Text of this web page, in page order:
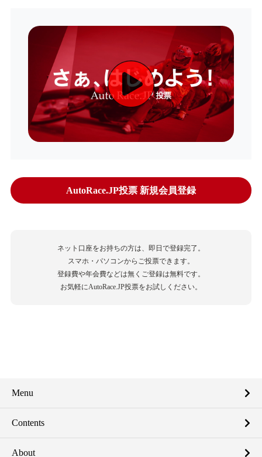
AutoRace.JP投票 新規会員登録
ネット口座をお持ちの方は、即日で登録完了。
スマホ・パソコンからご投票できます。
登録費や年会費などは無くご登録は無料です。
お気軽にAutoRace.JP投票をお試しください。
Menu
Contents
About